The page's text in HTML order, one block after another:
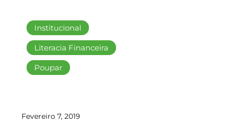
Institucional
Literacia Financeira
Poupar
Fevereiro 7, 2019